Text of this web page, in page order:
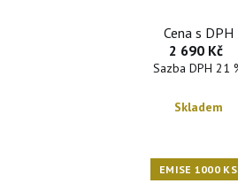
Cena s DPH
2 690 Kč
Sazba DPH 21
Skladem
EMISE 1000 KS